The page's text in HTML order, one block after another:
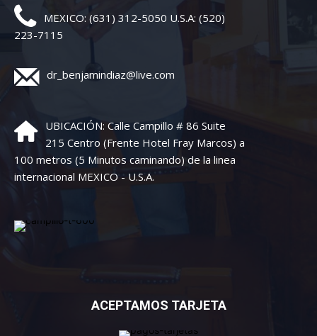
MEXICO: (631) 312-5050 U.S.A: (520)
223-7115
dr_benjamindiaz@live.com
UBICACIÓN: Calle Campillo # 86 Suite
215 Centro (Frente Hotel Fray Marcos) a
100 metros (5 Minutos caminando) de la linea
internacional MEXICO - U.S.A.
ACEPTAMOS TARJETA